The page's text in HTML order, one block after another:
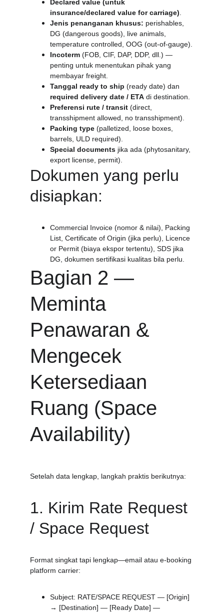
Declared value (untuk
insurance/declared value for carriage)
Jenis penanganan khusus: perishables,
DG (dangerous goods), live animals,
temperature controlled, OOG (out-of-gauge).
Incoterm (FOB, CIF, DAP, DDP, dll.) —
penting untuk menentukan pihak yang
membayar freight.
Tanggal ready to ship (ready date) dan
required delivery date / ETA di destination.
Preferensi rute / transit (direct,
transshipment allowed, no transshipment).
Packing type (palletized, loose boxes,
barrels, ULD required).
Special documents jika ada (phytosanitary,
export license, permit).
Dokumen yang perlu
disiapkan:
Commercial Invoice (nomor & nilai), Packing
List, Certificate of Origin (jika perlu), Licence
or Permit (biaya ekspor tertentu), SDS jika
DG, dokumen sertifikasi kualitas bila perlu.
Bagian 2 —
Meminta
Penawaran &
Mengecek
Ketersediaan
Ruang (Space
Availability)
Setelah data lengkap, langkah praktis berikutnya:
1. Kirim Rate Request
/ Space Request
Format singkat tapi lengkap—email atau e-booking
platform carrier:
Subject: RATE/SPACE REQUEST — [Origin]
→ [Destination] — [Ready Date] —